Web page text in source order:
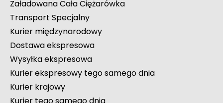
Przesyłki Międzynarodowe
Usługi Transportowe
Transport Specjalistyczny
Załadowana Cała Ciężarówka
Transport Specjalny
Kurier międzynarodowy
Dostawa ekspresowa